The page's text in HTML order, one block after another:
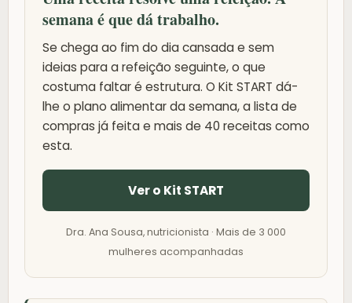
semana é que dá trabalho.
Se chega ao fim do dia cansada e sem
ideias para a refeição seguinte, o que
costuma faltar é estrutura. O Kit START dá-
lhe o plano alimentar da semana, a lista de
compras já feita e mais de 40 receitas como
esta.
Ver o Kit START
Dra. Ana Sousa, nutricionista · Mais de 3 000
mulheres acompanhadas